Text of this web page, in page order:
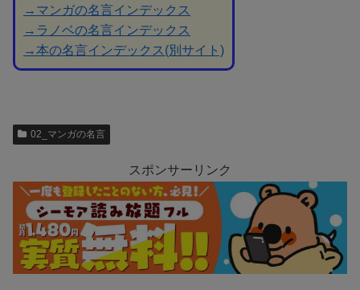
→マンガの名言インデックス
→ラノベの名言インデックス
→本の名言インデックス(別サイト)
02_マンガの名言
スポンサーリンク